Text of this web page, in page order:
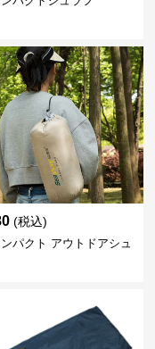
(税込)
パクト アウトドアシュ